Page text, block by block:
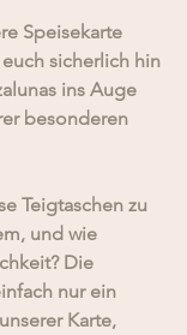
Speisekarte
sicherlich hin
ins Auge
besonderen
Teigtaschen zu
und wie
Die
nur ein
Karte,